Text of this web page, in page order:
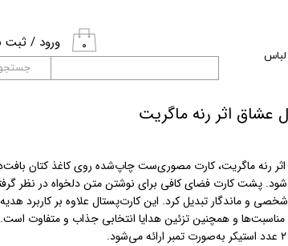
۰ ورود / ثبت
حساب
خروج از
کاربری
لباس
جستجو
عشاق اثر رنه ماگریت
رنه ماگریت، کارت مصوری‌ست چاپ‌شده روی کاغذ کتان
پشت کارت فضای کافی برای نوشتن متن دلخواه در نظر
و ماندگار تبدیل کرد. این کارت‌پستال علاوه بر کاربرد هدیه
مناسبت‌ها و همچنین تزئین هدایا انتخابی جذاب و متفاوت